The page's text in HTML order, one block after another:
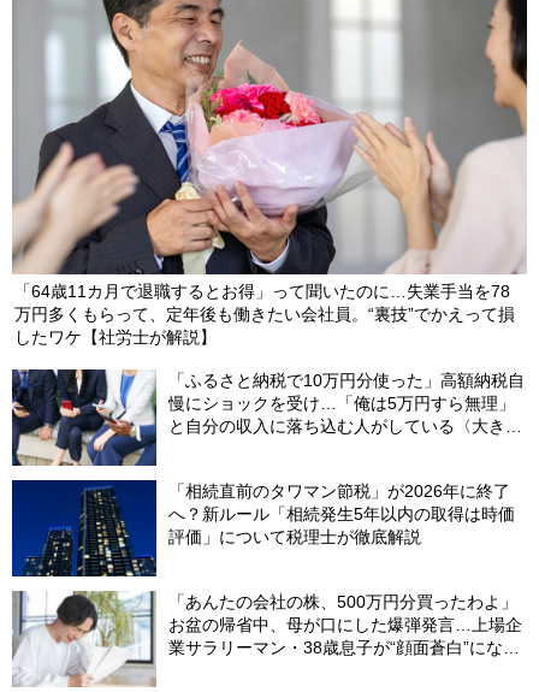
ダメだから、貯金は全部俺のもの」【相続のプロが解説】
2021/12/01
「64歳11カ月で退職するとお得」って聞いたのに…失業手当を78
万円多くもらって、定年後も働きたい会社員。“裏技”でかえって損
したワケ【社労士が解説】
「ふるさと納税で10万円分使った」高額納税自
慢にショックを受け…「俺は5万円すら無理」
と自分の収入に落ち込む人がしている〈大きな
「相続直前のタワマン節税」が2026年に終了
へ？新ルール「相続発生5年以内の取得は時価
評価」について税理士が徹底解説
「あんたの会社の株、500万円分買ったわよ」
お盆の帰省中、母が口にした爆弾発言…上場企
業サラリーマン・38歳息子が“顔面蒼白”になっ